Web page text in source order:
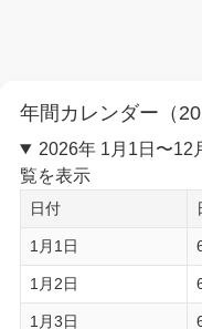
年間カレンダー（
2026年 1月1日〜12
覧を表示
日付
1月1日
1月2日
1月3日